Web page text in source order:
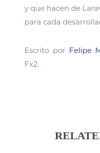
y que hacen de
para cada
Escrito por Felipe
Fx2.